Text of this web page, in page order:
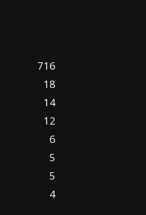
716
18
14
12
6
5
5
4